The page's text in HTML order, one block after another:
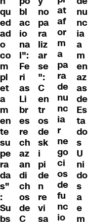
qu
ed
ad
o
co
m
pl
et
a
m
en
te
su
pe
ra
da
s"
:
Su
bs
bl
ac
io
na
l":
Fe
ri
as
Li
br
es
re
ch
az
an
di
ch
os
de
C
no
pa
ra
liz
ar
se
":
C
en
tr
os
de
sk
i
pi
de
n
re
vi
sa
at
af
or
m
a
pa
ra
de
nu
nc
ia
r
ne
go
ci
os
de
fu
nc
io
nu
nc
ia
a
m
en
az
as
de
Es
ta
do
s
U
ni
do
s
a
e
m